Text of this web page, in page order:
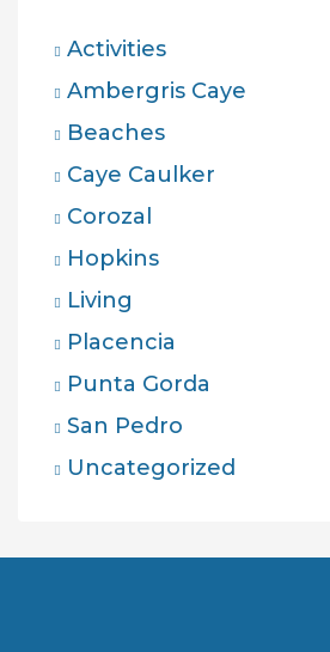
Activities
Ambergris Caye
Beaches
Caye Caulker
Corozal
Hopkins
Living
Placencia
Punta Gorda
San Pedro
Uncategorized